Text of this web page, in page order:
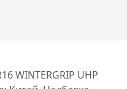
WINTERGRIP UHP